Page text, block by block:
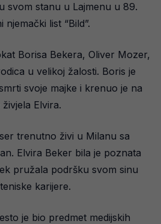
svom stanu u Lajmenu u 89.
list “Bild”.
Borisa Bekera, Oliver Mozer,
u velikoj žalosti. Boris je
svoje majke i krenuo je na
Elvira.
trenutno živi u Milanu sa
Elvira Beker bila je poznata
pružala podršku svom sinu
karijere.
je bio predmet medijskih